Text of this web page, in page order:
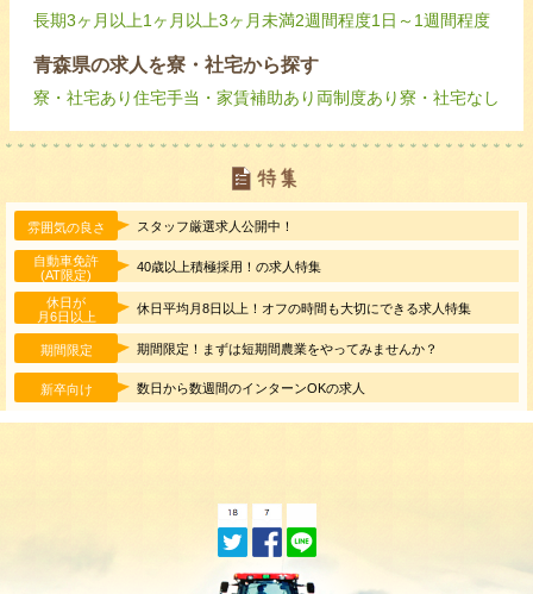
長期3ヶ月以上1ヶ月以上3ヶ月未満2週間程度1日～1週間程度
青森県の求人を寮・社宅から探す
寮・社宅あり住宅手当・家賃補助あり 両制度あり寮・社宅なし
雰囲気の良さ スタッフ厳選求人公開中！
自動車免許
(AT限定)
40歳以上積極採用！の求人特集
休日が
月6日以上
休日平均月8日以上！オフの時間も大切にできる求人特集
期間限定 期間限定！まずは短期間農業をやってみませんか？
新卒向け 数日から数週間のインターンOKの求人